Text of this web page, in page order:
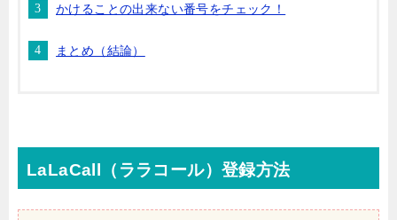
かけることの出来ない番号をチェック！
まとめ（結論）
LaLaCall（ララコール）登録方法